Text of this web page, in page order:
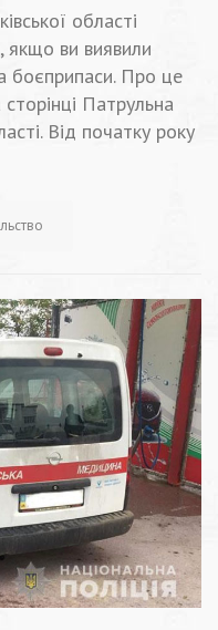
області
якщо ви виявили
боєприпаси. Про це
Патрульна
Від початку року